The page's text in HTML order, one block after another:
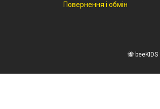
Повернення і обмін